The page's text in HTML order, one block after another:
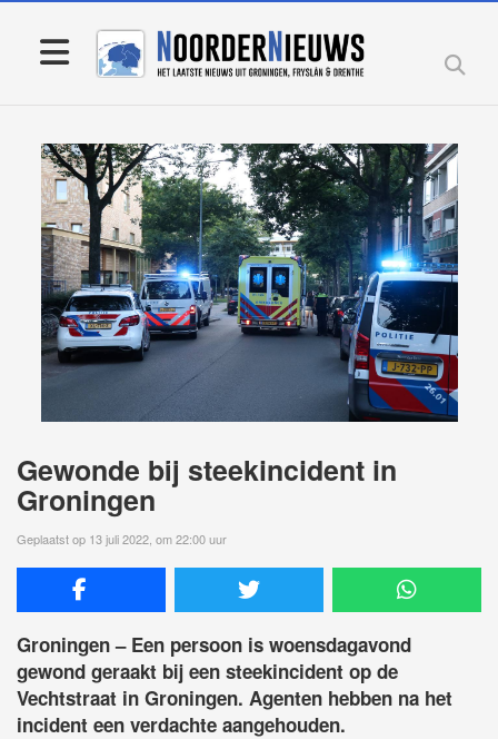
Gewonde bij steekincident in
Groningen
Geplaatst op 13 juli 2022, om 22:00 uur
Groningen – Een persoon is woensdagavond
gewond geraakt bij een steekincident op de
Vechtstraat in Groningen. Agenten hebben na het
incident een verdachte aangehouden.